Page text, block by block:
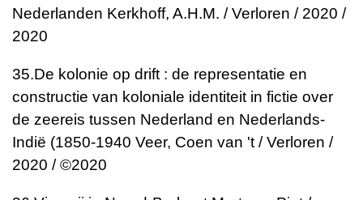
Nederlanden Kerkhoff, A.H.M. / Verloren / 2020 /
2020
35.De kolonie op drift : de representatie en
constructie van koloniale identiteit in fictie over
de zeereis tussen Nederland en Nederlands-
Indië (1850-1940 Veer, Coen van 't / Verloren /
2020 / ©2020